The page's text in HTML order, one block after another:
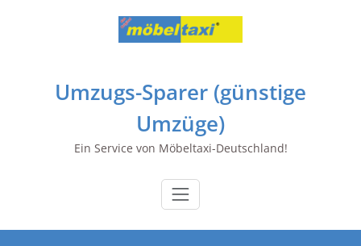
Umzugs-Sparer (günstige
Umzüge)
Ein Service von Möbeltaxi-Deutschland!